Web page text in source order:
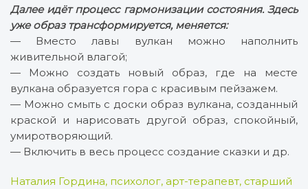
Далее идёт процесс гармонизации состояния. Здесь
уже образ трансформируется, меняется:
— Вместо лавы вулкан можно наполнить
живительной влагой;
— Можно создать новый образ, где на месте
вулкана образуется гора с красивым пейзажем.
— Можно смыть с доски образ вулкана, созданный
краской и нарисовать другой образ, спокойный,
умиротворяющий.
— Включить в весь процесс создание сказки и др.
Наталия Гордина, психолог, арт-терапевт, старший